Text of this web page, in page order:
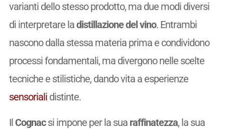
varianti dello stesso prodotto, ma due modi diversi
di interpretare ladistillazione del vino. Entrambi
nascono dalla stessa materia prima e condividono
processi fondamentali, ma divergono nelle scelte
tecniche e stilistiche, dando vita a esperienze
sensorialidistinte.
Il Cognacsi impone per la sua raffinatezza, la sua